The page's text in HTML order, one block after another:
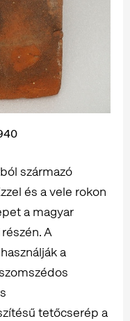
származó
és a vele rokon
a magyar
A
a
tetőcserép a